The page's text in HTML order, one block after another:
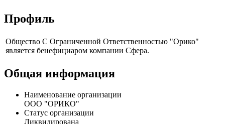
Профиль
Общество С Ограниченной Ответственностью "Орико"
Общая информация